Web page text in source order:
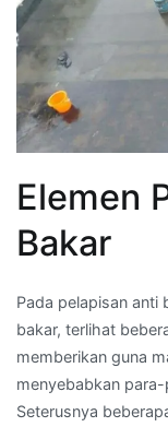
Elemen
Bakar
Pada pelapisan anti
bakar, terlihat
memberikan guna
menyebabkan
Seterusnya